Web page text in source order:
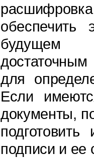
обеспечить
будущем
для
Если
документы,
подписи и ее